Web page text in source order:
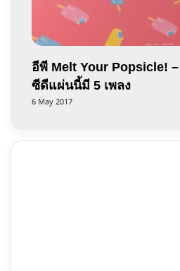
อีพี Melt Your Popsicle!
ซีดีแผ่นนี้มี 5 เพลง
6 May 2017